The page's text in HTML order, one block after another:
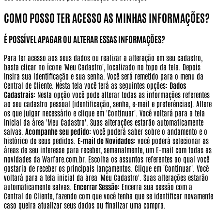
COMO POSSO TER ACESSO AS MINHAS INFORMAÇÕES?
É POSSÍVEL APAGAR OU ALTERAR ESSAS INFORMAÇÕES?
Para ter acesso aos seus dados ou realizar a alteração em seu cadastro,
basta clicar no ícone 'Meu Cadastro', localizado no topo da tela. Depois
insira sua identificação e sua senha. Você será remetido para o menu da
Central de Cliente. Nesta tela você terá as seguintes opções: Dados
Cadastrais: Nesta opção você pode alterar todas as informações referentes
ao seu cadastro pessoal (identificação, senha, e-mail e preferências). Altere
os que julgar necessário e clique em 'Continuar'. Você voltará para a tela
inicial da área 'Meu Cadastro'. Suas alterações estarão automaticamente
salvas. Acompanhe seu pedido: você poderá saber sobre o andamento e o
histórico de seus pedidos. E-mail de Novidades: você poderá selecionar as
áreas de seu interesse para receber, semanalmente, um E-mail com todas as
novidades da Warfare.com.br. Escolha os assuntos referentes ao qual você
gostaria de receber os principais lançamentos. Clique em 'Continuar'. Você
voltará para a tela inicial da área 'Meu Cadastro'. Suas alterações estarão
automaticamente salvas. Encerrar Sessão: Encerra sua sessão com a
Central do Cliente, fazendo com que você tenha que se identificar novamente
caso queira atualizar seus dados ou finalizar uma compra.